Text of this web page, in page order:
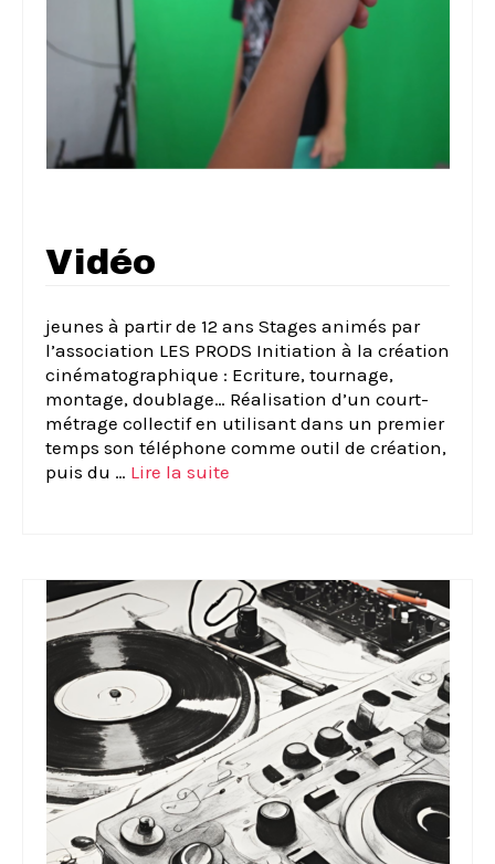
Vidéo
jeunes à partir de 12 ans Stages animés par
l’association LES PRODS Initiation à la création
cinématographique : Ecriture, tournage,
montage, doublage… Réalisation d’un court-
métrage collectif en utilisant dans un premier
temps son téléphone comme outil de création,
puis du … Lire la suite­­